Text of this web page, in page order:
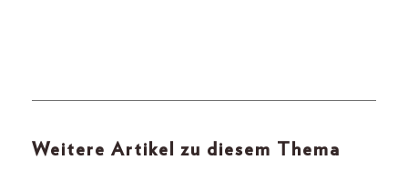
Weitere Artikel zu diesem Thema